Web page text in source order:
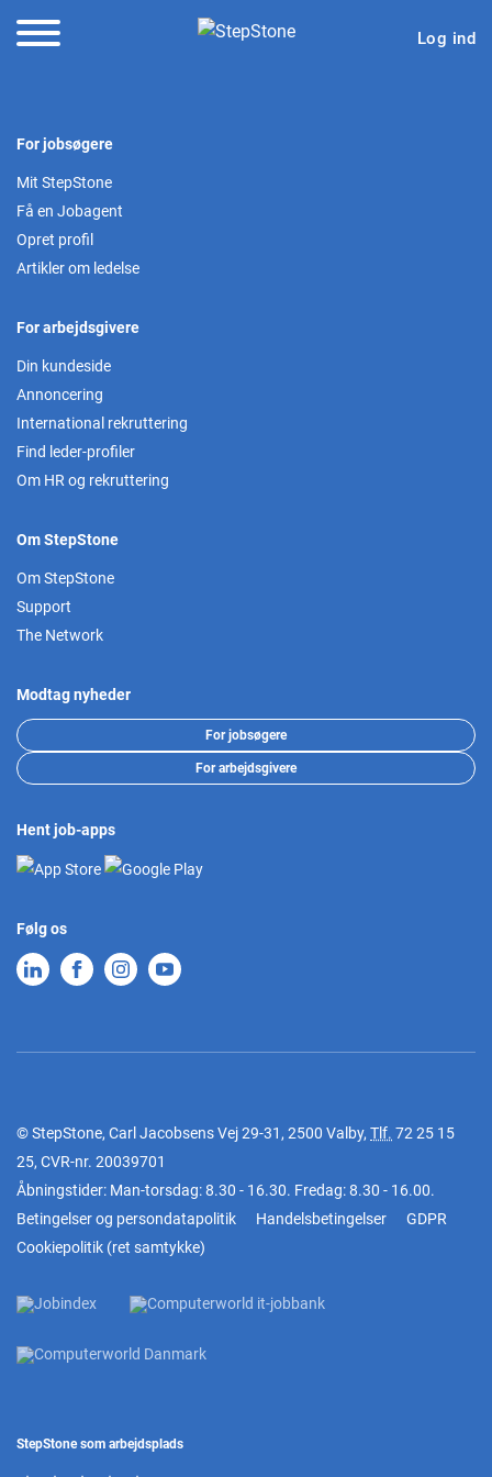
Log ind
For jobsøgere
Mit StepStone
Få en Jobagent
Opret profil
Artikler om ledelse
For arbejdsgivere
Din kundeside
Annoncering
International rekruttering
Find leder-profiler
Om HR og rekruttering
Om StepStone
Om StepStone
Support
The Network
Modtag nyheder
For jobsøgere
For arbejdsgivere
Hent job-apps
Følg os
© StepStone, Carl Jacobsens Vej 29-31, 2500 Valby, Tlf. 72 25 15
25, CVR-nr. 20039701
Åbningstider: Man-torsdag: 8.30 - 16.30. Fredag: 8.30 - 16.00.
Betingelser og persondatapolitik
Handelsbetingelser
GDPR
Cookiepolitik (ret samtykke)
StepStone som arbejdsplads